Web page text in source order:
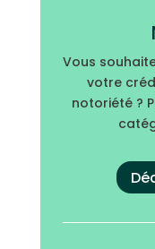
Vous
votre
notoriété ?